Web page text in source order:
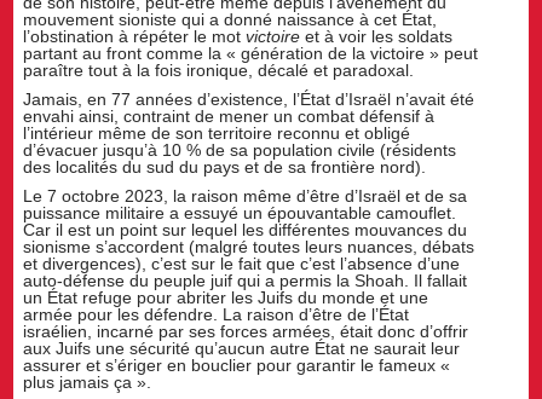
mouvement sioniste qui a donné naissance à cet État,
l’obstination à répéter le motvictoire et à voir les soldats
partant au front comme la « génération de la victoire » peut
paraître tout à la fois ironique, décalé et paradoxal.
Jamais, en 77 années d’existence, l’État d’Israël n’avait été
envahi ainsi, contraint de mener un combat défensif à
l’intérieur même de son territoire reconnu et obligé
d’évacuer jusqu’à 10 % de sa population civile (résidents
des localités du sud du pays et de sa frontière nord).
Le 7 octobre 2023, la raison même d’être d’Israël et de sa
puissance militaire a essuyé un épouvantable camouflet.
Car il est un point sur lequel les différentes mouvances du
sionisme s’accordent (malgré toutes leurs nuances, débats
et divergences), c’est sur le fait que c’est l’absence d’une
auto-défense du peuple juif qui a permis la Shoah. Il fallait
un État refuge pour abriter les Juifs du monde et une
armée pour les défendre. La raison d’être de l’État
israélien, incarné par ses forces armées, était donc d’offrir
aux Juifs une sécurité qu’aucun autre État ne saurait leur
assurer et s’ériger en bouclier pour garantir le fameux «
plus jamais ça ».